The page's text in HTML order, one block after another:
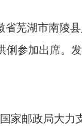
省芜湖市南陵县
俐参加出席。
家邮政局大力